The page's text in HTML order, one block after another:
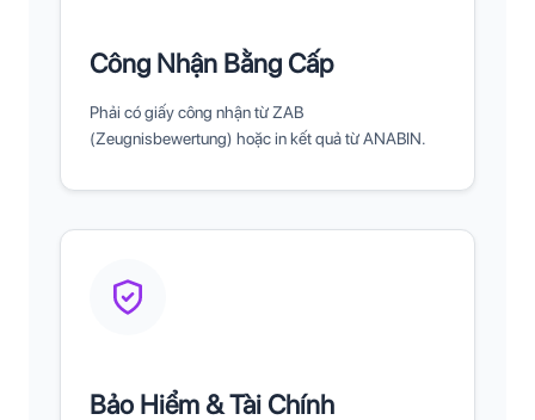
Công Nhận Bằng Cấp
Phải có giấy công nhận từ ZAB
(Zeugnisbewertung) hoặc in kết quả từ ANABIN.
Bảo Hiểm & Tài Chính